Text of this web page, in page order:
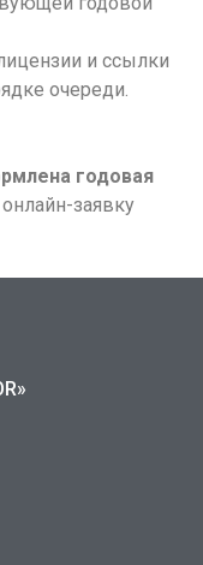
и ссылки
очереди.
годовая
заявку